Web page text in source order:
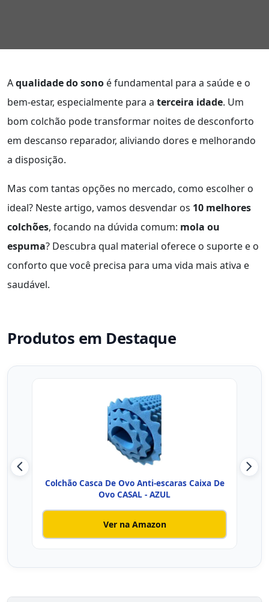
Aqualidade do sono é fundamental para a saúde e o
bem-estar, especialmente para a terceira idade. Um
bom colchão pode transformar noites de desconforto
em descanso reparador, aliviando dores e melhorando
a disposição.
Mas com tantas opções no mercado, como escolher o
ideal? Neste artigo, vamos desvendar os 10 melhores
colchões, focando na dúvida comum: mola ou
espuma? Descubra qual material oferece o suporte e o
conforto que você precisa para uma vida mais ativa e
saudável.
Produtos em Destaque
Colchão Casca De Ovo Anti-escaras Caixa De
Ovo CASAL - AZUL
Ver na Amazon